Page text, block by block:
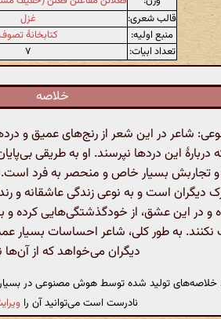
قالب شعری:
غزل
منبع اولیه:
کتابخانهٔ
تعداد ابیات:
۷
خلاصه
شاعر در این شعر از رنج‌های عمیق و
این دردها نپرسند. او به طریقی
و تجاربش بسیار خاص و منحصر به فرد است.
دیگران است و به نوعی زندگی عاشقانه و
و در این عشق، از خودگذشتگی‌هایی کرده
نکنند. به طور کلی، شاعر احساسات بسیار
دیگران می‌خواهد که از آن‌ها
خلاصه‌های تولید شده توسط هوش مصنوعی در بسیاری
نادرست است می‌توانید آن را